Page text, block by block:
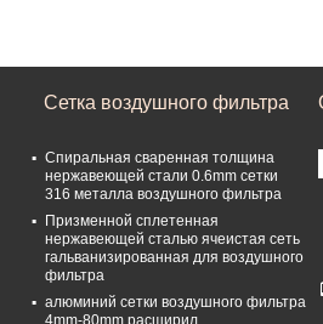
Сетка воздушного фильтра
Спиральная сваренная толщина
нержавеющей стали 0.6mm сетки
316 металла воздушного фильтра
Призменной сплетенная
нержавеющей сталью ячеистая сеть
гальванизированная для воздушного
фильтра
алюминий сетки воздушного фильтра
4mm-80mm расширил